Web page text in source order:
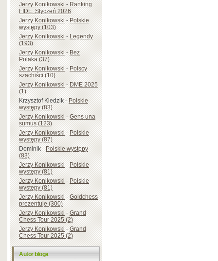
Jerzy Konikowski-Ranking
FIDE: Styczeń 2026
Jerzy Konikowski-Polskie
występy (103)
Jerzy Konikowski-Legendy
(193)
Jerzy Konikowski-Bez
Polaka (37)
Jerzy Konikowski-Polscy
szachiści (10)
Jerzy Konikowski-DME 2025
(1)
Krzysztof Kledzik-Polskie
występy (83)
Jerzy Konikowski-Gens una
sumus (123)
Jerzy Konikowski-Polskie
występy (87)
Dominik-Polskie występy
(83)
Jerzy Konikowski-Polskie
występy (81)
Jerzy Konikowski-Polskie
występy (81)
Jerzy Konikowski-Goldchess
prezentuje (300)
Jerzy Konikowski-Grand
Chess Tour 2025 (2)
Jerzy Konikowski-Grand
Chess Tour 2025 (2)
Autor bloga